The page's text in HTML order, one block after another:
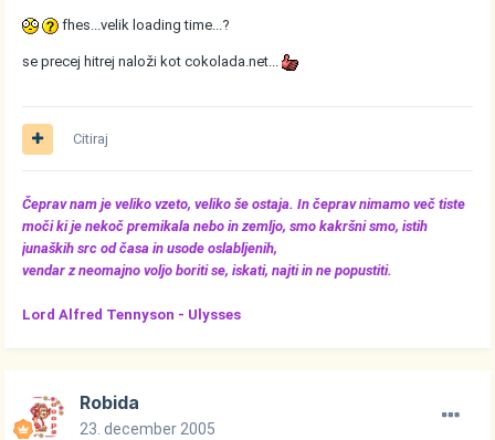
fhes...velik loading time...?
se precej hitrej naloži kot cokolada.net...
Citiraj
Čeprav nam je veliko vzeto, veliko še ostaja. In čeprav nimamo več tiste
moči ki je nekoč premikala nebo in zemljo, smo kakršni smo, istih
junaških src od časa in usode oslabljenih,
vendar z neomajno voljo boriti se, iskati, najti in ne popustiti.
Lord Alfred Tennyson - Ulysses
Robida
23. december 2005